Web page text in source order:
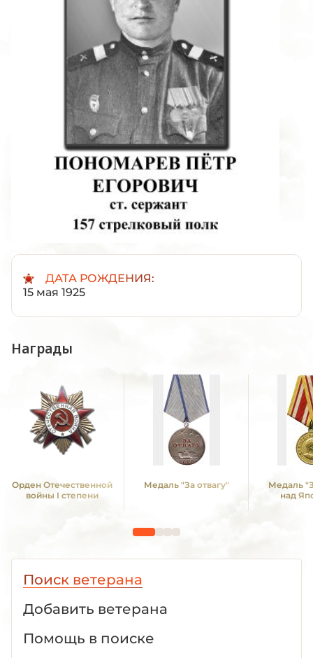
ДАТА РОЖДЕНИЯ:
15 мая 1925
Награды
Орден Отечественной
войны I степени
Медаль "За отвагу"
Медаль
над
Поиск ветерана
Добавить ветерана
Помощь в поиске